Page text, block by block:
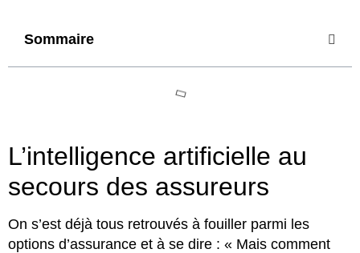
Sommaire
L’intelligence artificielle au
secours des assureurs
On s’est déjà tous retrouvés à fouiller parmi les
options d’assurance et à se dire : « Mais comment